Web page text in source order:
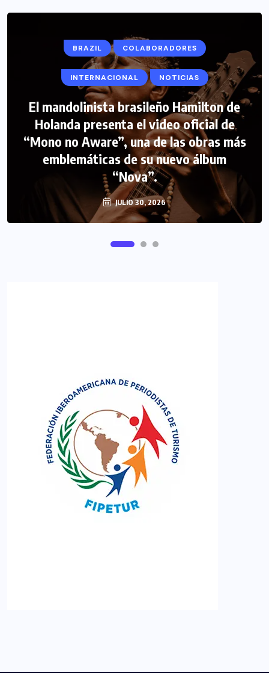
BRAZIL COLABORADORES
INTERNACIONAL NOTICIAS
El mandolinista brasileño Hamilton de
Holanda presenta el video oficial de
“Mono no Aware”, una de las obras más
emblemáticas de su nuevo álbum
“Nova”.
JULIO 30, 2026
COLABORADORES INTERNACIONAL
NOTICIAS PERIODISMO TURISTICO
FIPETUR se solidariza con Venezuela
JUNIO 29, 2026